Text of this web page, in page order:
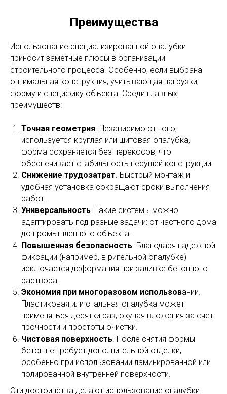
Преимущества
Использование специализированной опалубки
приносит заметные плюсы в организации
строительного процесса. Особенно, если выбрана
оптимальная конструкция, учитывающая нагрузки,
форму и специфику объекта. Среди главных
преимуществ:
Точная геометрия. Независимо от того,
используется круглая или щитовая опалубка,
форма сохраняется без перекосов, что
обеспечивает стабильность несущей конструкции.
Снижение трудозатрат. Быстрый монтаж и
удобная установка сокращают сроки выполнения
работ.
Универсальность. Такие системы можно
адаптировать под разные задачи: от частного дома
до промышленного объекта.
Повышенная безопасность. Благодаря надежной